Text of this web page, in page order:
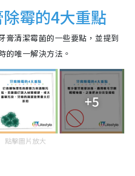
霉的4大重點
膏清潔霉菌的一些要點，並提到
的唯一解決方法。
+5
點擊圖片放大